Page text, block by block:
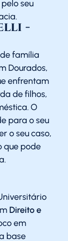
seu
-
família
Dourados,
enfrentam
de filhos,
O
para o seu
o seu caso,
que pode
Direito e
em
base